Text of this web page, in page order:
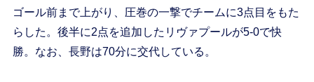
ゴール前まで上がり、圧巻の一撃でチームに3点目をもた
らした。後半に2点を追加したリヴァプールが5-0で快
勝。なお、長野は70分に交代している。